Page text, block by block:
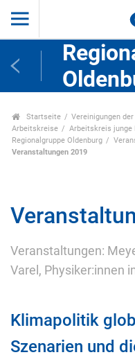
Startseite Vereinigungen der
Arbeitskreise
Arbeitskreis junge
Regionalgruppe Oldenburg
Veranstaltungen 2019
Veranstaltungen:
Varel, Physiker:innen
Klimapolitik
Szenarien und